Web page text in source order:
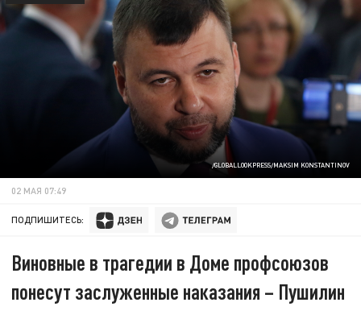
/GLOBALLOOKPRESS/MAKSIM KONSTANTINOV
02 МАЯ 07:49
ПОДПИШИТЕСЬ:
Виновные в трагедии в Доме профсоюзов
понесут заслуженные наказания – Пушилин